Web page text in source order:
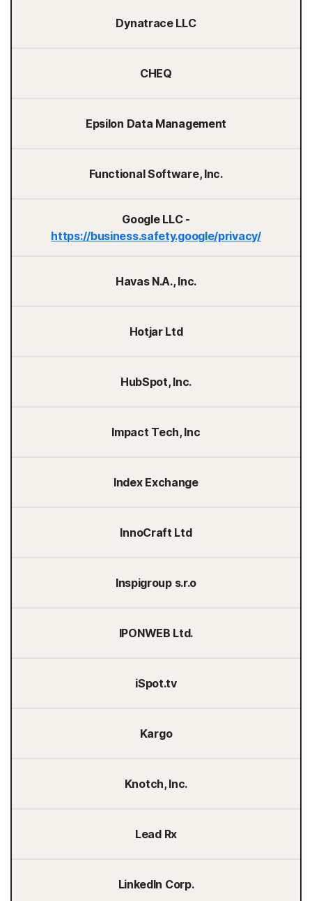
Dynatrace LLC
CHEQ
Epsilon Data Management
Functional Software, Inc.
Google LLC -
https://business.safety.google/privacy/
Havas N.A., Inc.
Hotjar Ltd
HubSpot, Inc.
Impact Tech, Inc
Index Exchange
InnoCraft Ltd
Inspigroup s.r.o
IPONWEB Ltd.
iSpot.tv
Kargo
Knotch, Inc.
Lead Rx
LinkedIn Corp.